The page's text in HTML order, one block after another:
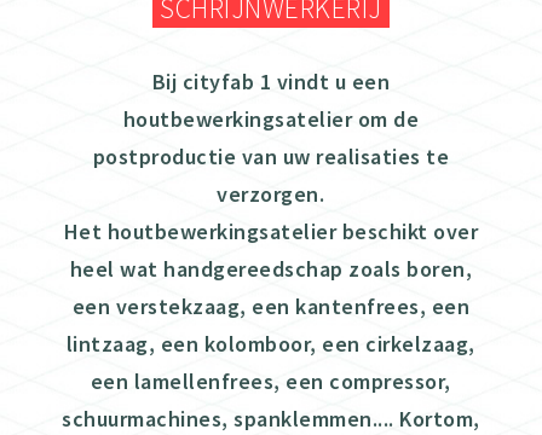
SCHRIJNWERKERIJ
Bij cityfab 1 vindt u een
houtbewerkingsatelier om de
postproductie van uw realisaties te
verzorgen.
Het houtbewerkingsatelier beschikt over
heel wat handgereedschap zoals boren,
een verstekzaag, een kantenfrees, een
lintzaag, een kolomboor, een cirkelzaag,
een lamellenfrees, een compressor,
schuurmachines, spanklemmen.... Kortom,